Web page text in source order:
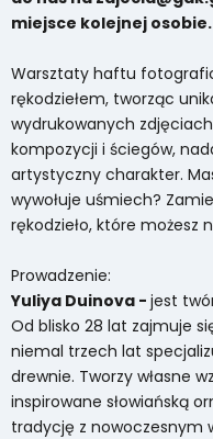
miejsce kolejnej osobie.
Warsztaty haftu
rękodziełem, tworząc
wydrukowanych
kompozycji i ściegów,
artystyczny charakter.
wywołuje uśmiech?
rękodzieło, które możesz
Prowadzenie:
Yuliya Duinova - jest
Od blisko 28 lat zajmuje
niemal trzech lat
drewnie. Tworzy własne
inspirowane słowiańską
tradycję z nowoczesnym